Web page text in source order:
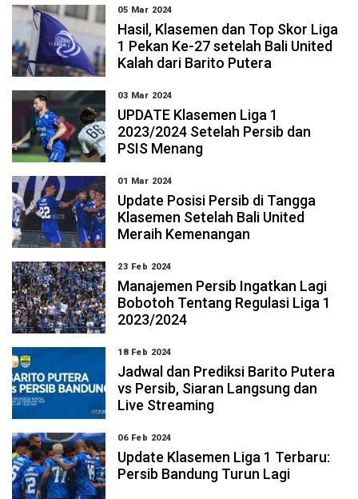
05 Mar 2024
Hasil, Klasemen dan Top Skor Liga
1 Pekan Ke-27 setelah Bali United
Kalah dari Barito Putera
03 Mar 2024
UPDATE Klasemen Liga 1
2023/2024 Setelah Persib dan
PSIS Menang
01 Mar 2024
Update Posisi Persib di Tangga
Klasemen Setelah Bali United
Meraih Kemenangan
23 Feb 2024
Manajemen Persib Ingatkan Lagi
Bobotoh Tentang Regulasi Liga 1
2023/2024
18 Feb 2024
Jadwal dan Prediksi Barito Putera
vs Persib, Siaran Langsung dan
Live Streaming
06 Feb 2024
Update Klasemen Liga 1 Terbaru:
Persib Bandung Turun Lagi